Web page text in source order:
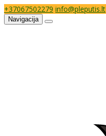
+37067502279 info@pleputis.lt
Navigacija